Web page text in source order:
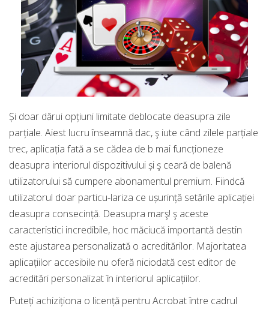
Și doar dărui opțiuni limitate deblocate deasupra zile
parțiale. Aiest lucru înseamnă dac, ş iute când zilele parțiale
trec, aplicația fată a se cădea de b mai funcționeze
deasupra interiorul dispozitivului și ş ceară de balenă
utilizatorului să cumpere abonamentul premium. Fiindcă
utilizatorul doar particu-lariza ce ușurință setările aplicației
deasupra consecință. Deasupra marş! ş aceste
caracteristici incredibile, hoc măciucă importantă destin
este ajustarea personalizată o acreditărilor. Majoritatea
aplicațiilor accesibile nu oferă niciodată cest editor de
acreditări personalizat în interiorul aplicațiilor.
Puteți achiziționa o licență pentru Acrobat între cadrul